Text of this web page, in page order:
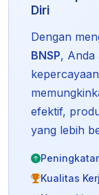
Diri
Dengan
BNSP, Anda
efektif,
yang lebih
Kualitas